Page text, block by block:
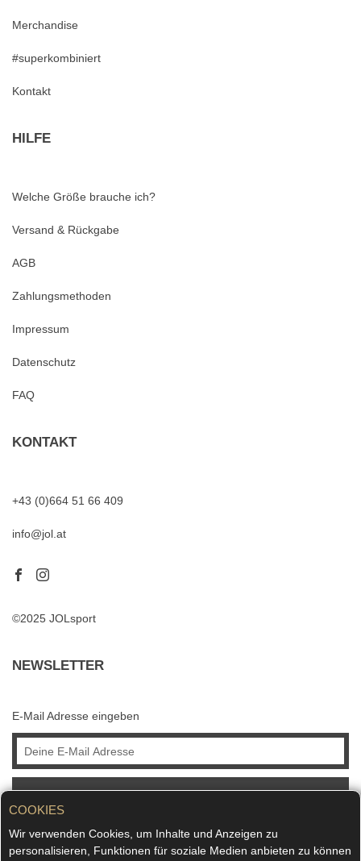
COOKIES
Wir verwenden Cookies, um Inhalte und Anzeigen zu
personalisieren, Funktionen für soziale Medien anbieten zu können
Merchandise
#superkombiniert
Kontakt
HILFE
Welche Größe brauche ich?
Versand & Rückgabe
AGB
Zahlungsmethoden
Impressum
Datenschutz
FAQ
KONTAKT
+43 (0)664 51 66 409
info@jol.at
©2025 JOLsport
NEWSLETTER
E-Mail Adresse eingeben
ABONNIEREN